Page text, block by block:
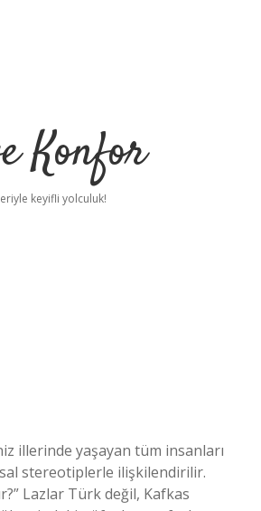
Konfor
keyifli yolculuk!
illerinde yaşayan tüm insanları
stereotiplerle ilişkilendirilir.
Lazlar Türk değil, Kafkas